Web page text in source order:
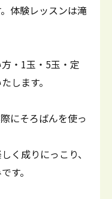
体験レッスンは滝
・1玉・5玉・定
します。
にそろばんを使っ
く成りにっこり、
す。